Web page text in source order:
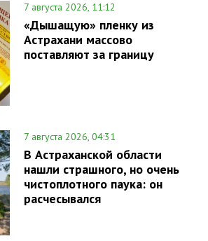
7 августа 2026, 11:12
«Дышащую» пленку из
Астрахани массово
поставляют за границу
7 августа 2026, 04:31
В Астраханской области
нашли страшного, но очень
чистоплотного паука: он
расчесывался